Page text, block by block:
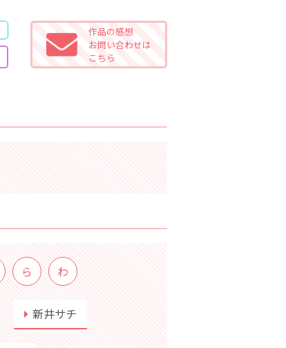
作品の感想
お問い合わせは
こちら
ら わ
新井サチ